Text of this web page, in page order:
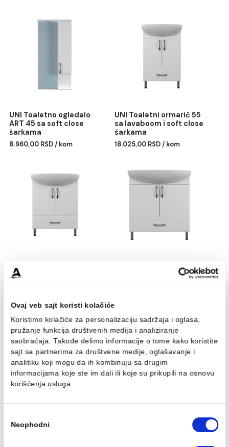
Koristimo kolačiće za personalizaciju sadržaja i oglasa,
pružanje funkcija društvenih medija i analiziranje
Dimenzije: 455 x 850 x 400 mm
Korpus izrađen od bele iverice, a front od
farbanog medijapana visokog sjaja
Povezani proizvodi
ART 45 sa soft close
8.960,00 RSD / kom
sa lavaboom i soft close
šarkama
18.025,00 RSD / kom
UNI Toaletni ormarić 65
sa lavaboom i soft close
šarkama
20.532,00 RSD / kom
UNI Toaletni ormarić 75
sa lavaboom i soft close
22.790,00 RSD / kom